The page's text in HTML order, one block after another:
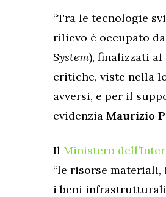
“Tra le tecnologie
rilievo è occupato
System), finalizzati
critiche, viste nella
avversi, e per il
evidenzia Maurizio
Il Ministero
“le risorse
i beni infrastrutturali